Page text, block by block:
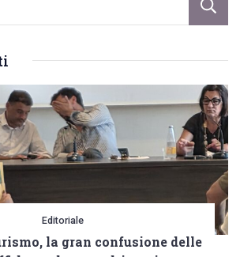
Editoriale
la gran confusione delle